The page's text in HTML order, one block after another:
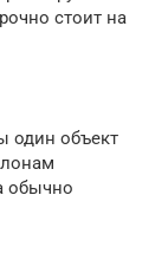
стоит на
один объект
обычно